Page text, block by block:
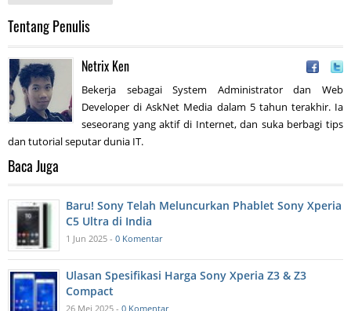
Tentang Penulis
Netrix Ken
Bekerja sebagai System Administrator dan Web
Developer di AskNet Media dalam 5 tahun terakhir. Ia
seseorang yang aktif di Internet, dan suka berbagi tips
dan tutorial seputar dunia IT.
Baca Juga
Baru! Sony Telah Meluncurkan Phablet Sony Xperia
C5 Ultra di India
1 Jun 2025 - 0 Komentar
Ulasan Spesifikasi Harga Sony Xperia Z3 & Z3
Compact
26 Mei 2025 - 0 Komentar